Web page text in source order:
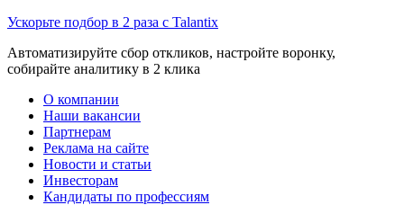
Ускорьте подбор в 2 раза с Talantix
Автоматизируйте сбор откликов, настройте воронку,
собирайте аналитику в 2 клика
О компании
Наши вакансии
Партнерам
Реклама на сайте
Новости и статьи
Инвесторам
Кандидаты по профессиям